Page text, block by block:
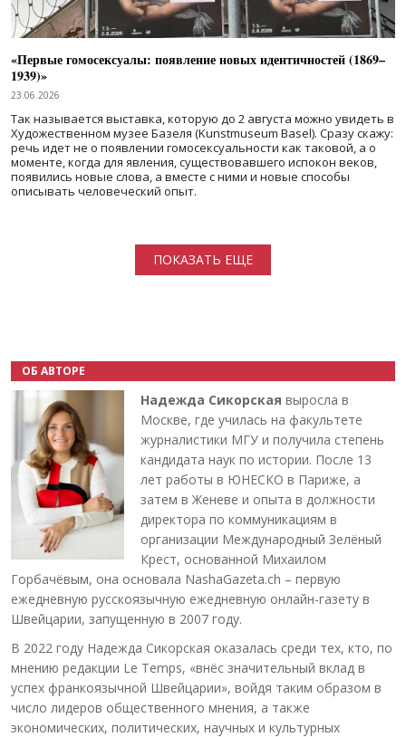
«Первые гомосексуалы: появление новых идентичностей (1869–
1939)»
23.06.2026
Так называется выставка, которую до 2 августа можно увидеть в
Художественном музее Базеля (Kunstmuseum Basel). Сразу скажу:
речь идет не о появлении гомосексуальности как таковой, а о
моменте, когда для явления, существовавшего испокон веков,
появились новые слова, а вместе с ними и новые способы
описывать человеческий опыт.
ПОКАЗАТЬ ЕЩЕ
ОБ АВТОРЕ
Надежда Сикорская выросла в
Москве, где училась на факультете
журналистики МГУ и получила степень
кандидата наук по истории. После 13
лет работы в ЮНЕСКО в Париже, а
затем в Женеве и опыта в должности
директора по коммуникациям в
организации Международный Зелёный
Крест, основанной Михаилом
Горбачёвым, она основала NashaGazeta.ch – первую
ежедневную русскоязычную ежедневную онлайн-газету в
Швейцарии, запущенную в 2007 году.
В 2022 году Надежда Сикорская оказалась среди тех, кто, по
мнению редакции Le Temps, «внёс значительный вклад в
успех франкоязычной Швейцарии», войдя таким образом в
число лидеров общественного мнения, а также
экономических, политических, научных и культурных